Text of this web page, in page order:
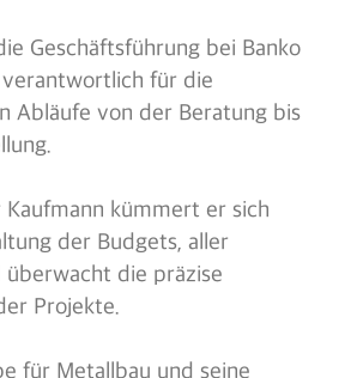
Geschäftsführung bei Banko
für die
Abläufe von der Beratung bis
kümmert er sich
der Budgets, aller
die präzise
Projekte.
für Metallbau und seine